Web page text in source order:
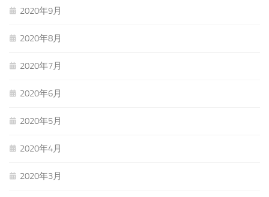
2020年9月
2020年8月
2020年7月
2020年6月
2020年5月
2020年4月
2020年3月